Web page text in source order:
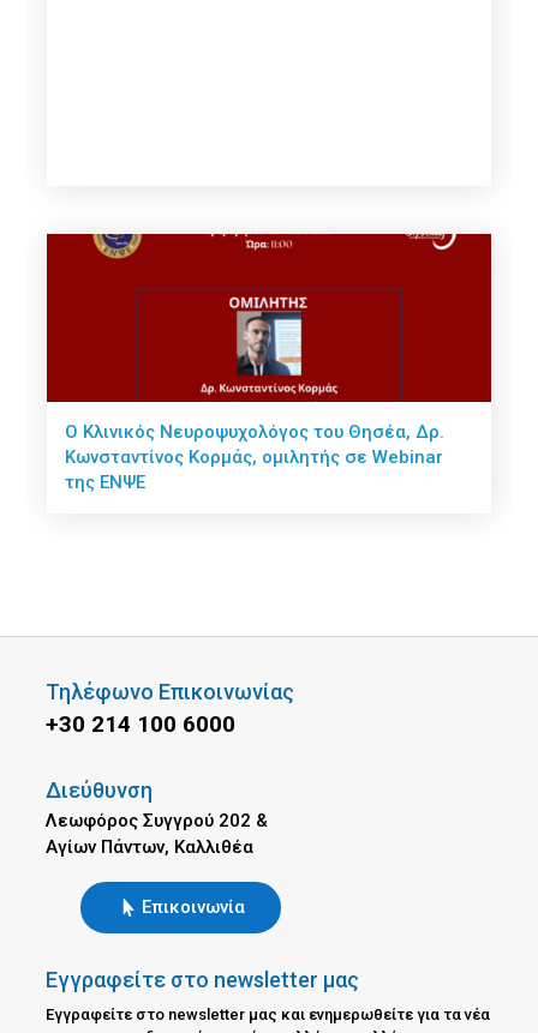
Ο Κλινικός Νευροψυχολόγος του Θησέα, Δρ.
Κωνσταντίνος Κορμάς, ομιλητής σε Webinar
της ΕΝΨΕ
Τηλέφωνο Επικοινωνίας
+30 214 100 6000
Διεύθυνση
Λεωφόρος Συγγρού 202 &
Αγίων Πάντων, Καλλιθέα
Επικοινωνία
Εγγραφείτε στο newsletter μας
Εγγραφείτε στο newsletter μας και ενημερωθείτε για τα νέα